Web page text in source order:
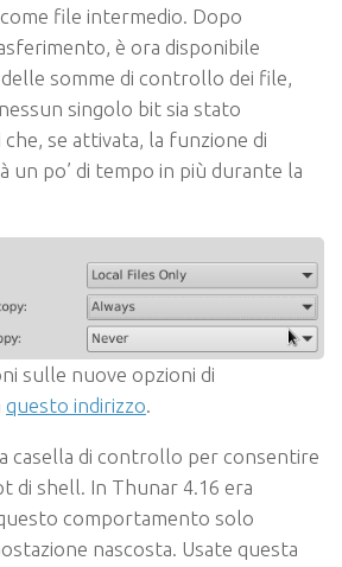
file intermedio. Dopo
è ora disponibile
delle somme di controllo dei file,
singolo bit sia stato
se attivata, la funzione di
un po’ di tempo in più durante la
sulle nuove opzioni di
questo indirizzo.
casella di controllo per consentire
di shell. In Thunar 4.16 era
comportamento solo
nascosta. Usate questa